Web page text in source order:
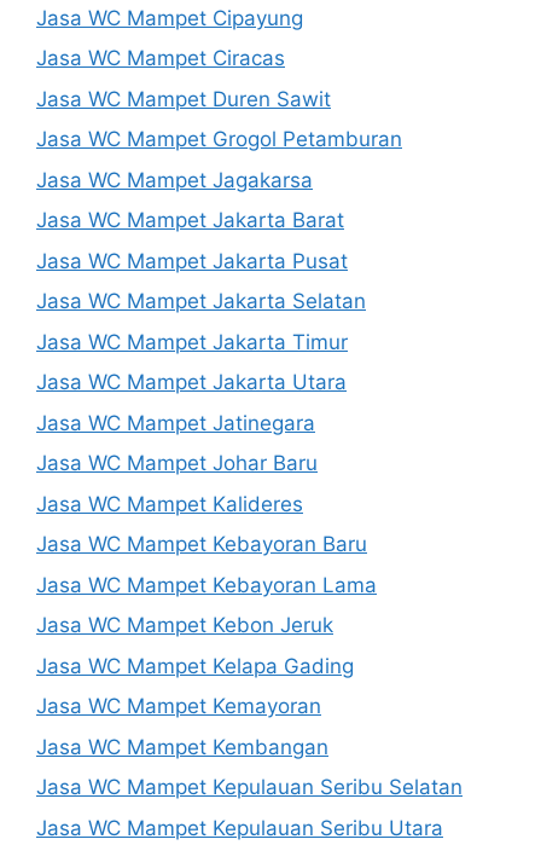
Jasa WC Mampet Cipayung
Jasa WC Mampet Ciracas
Jasa WC Mampet Duren Sawit
Jasa WC Mampet Grogol Petamburan
Jasa WC Mampet Jagakarsa
Jasa WC Mampet Jakarta Barat
Jasa WC Mampet Jakarta Pusat
Jasa WC Mampet Jakarta Selatan
Jasa WC Mampet Jakarta Timur
Jasa WC Mampet Jakarta Utara
Jasa WC Mampet Jatinegara
Jasa WC Mampet Johar Baru
Jasa WC Mampet Kalideres
Jasa WC Mampet Kebayoran Baru
Jasa WC Mampet Kebayoran Lama
Jasa WC Mampet Kebon Jeruk
Jasa WC Mampet Kelapa Gading
Jasa WC Mampet Kemayoran
Jasa WC Mampet Kembangan
Jasa WC Mampet Kepulauan Seribu Selatan
Jasa WC Mampet Kepulauan Seribu Utara